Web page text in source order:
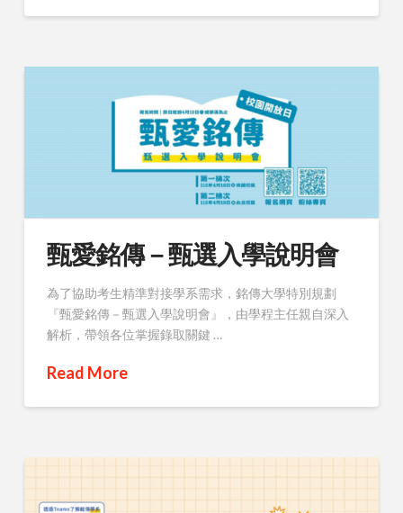
甄愛銘傳－甄選入學說明會
為了協助考生精準對接學系需求，銘傳大學特別規劃
『甄愛銘傳－甄選入學說明會』，由學程主任親自深入
解析，帶領各位掌握錄取關鍵 …
Read More